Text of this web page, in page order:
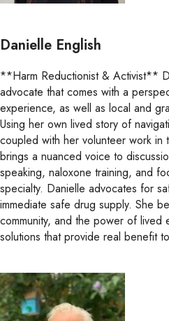
Danielle English
**H arm Reductionist & Activist**
advocate that comes with a
experience, as well as local and
Using her own lived story of
coupled with her volunteer work in
brings a nuanced voice to
speaking, naloxone training, and
specialty. Danielle advocates for
immediate safe drug supply. She
community, and the power of lived
solutions that provide real benefit